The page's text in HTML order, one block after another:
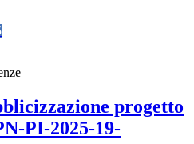
progetto
PI-2025-19-